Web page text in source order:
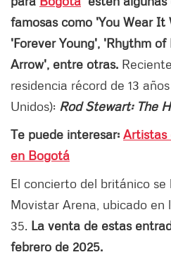
famosas como 'You Wear It
'Forever Young', 'Rhythm
Arrow', entre otras.
residencia récord de 13
Unidos): Rod Stewart: The
Te puede interesar: Artistas
en Bogotá
El concierto del británico se
Movistar Arena, ubicado en
35. La venta de estas
febrero de 2025.